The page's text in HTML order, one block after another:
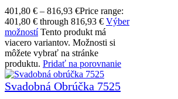
401,80 € – 816,93 €Price range:
401,80 € through 816,93 € Výber
možností Tento produkt má
viacero variantov. Možnosti si
môžete vybrať na stránke
produktu. Pridať na porovnanie
Svadobná Obrúčka 7525